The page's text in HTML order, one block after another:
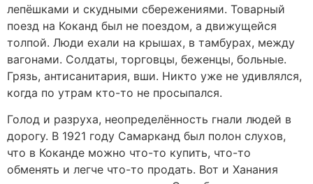
лепёшками и скудными сбережениями. Товарный
поезд на Коканд был не поездом, а движущейся
толпой. Люди ехали на крышах, в тамбурах, между
вагонами. Солдаты, торговцы, беженцы, больные.
Грязь, антисанитария, вши. Никто уже не удивлялся,
когда по утрам кто-то не просыпался.
Голод и разруха, неопределённость гнали людей в
дорогу. В 1921 году Самарканд был полон слухов,
что в Коканде можно что-то купить, что-то
обменять и легче что-то продать. Вот и Ханания